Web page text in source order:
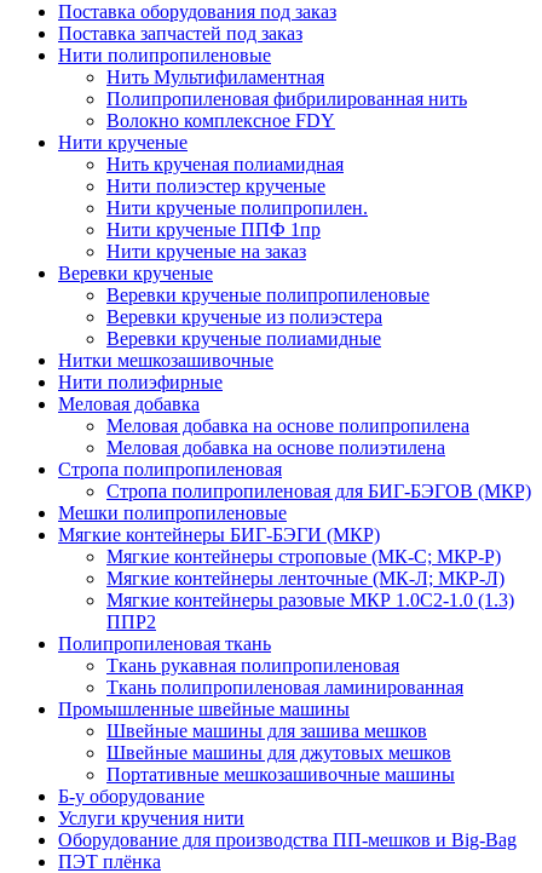
Поставка оборудования под заказ
Поставка запчастей под заказ
Нити полипропиленовые
Нить Мультифиламентная
Полипропиленовая фибрилированная нить
Волокно комплексное FDY
Нити крученые
Нить крученая полиамидная
Нити полиэстер крученые
Нити крученые полипропилен.
Нити крученые ППФ 1пр
Нити крученые на заказ
Веревки крученые
Веревки крученые полипропиленовые
Веревки крученые из полиэстера
Веревки крученые полиамидные
Нитки мешкозашивочные
Нити полиэфирные
Меловая добавка
Меловая добавка на основе полипропилена
Меловая добавка на основе полиэтилена
Стропа полипропиленовая
Стропа полипропиленовая для БИГ-БЭГОВ (МКР)
Мешки полипропиленовые
Мягкие контейнеры БИГ-БЭГИ (МКР)
Мягкие контейнеры строповые (МК-С; МКР-Р)
Мягкие контейнеры ленточные (МК-Л; МКР-Л)
Мягкие контейнеры разовые МКР 1.0С2-1.0 (1.3)
ППР2
Полипропиленовая ткань
Ткань рукавная полипропиленовая
Ткань полипропиленовая ламинированная
Промышленные швейные машины
Швейные машины для зашива мешков
Швейные машины для джутовых мешков
Портативные мешкозашивочные машины
Б-у оборудование
Услуги кручения нити
Оборудование для производства ПП-мешков и Big-Bag
ПЭТ плёнка